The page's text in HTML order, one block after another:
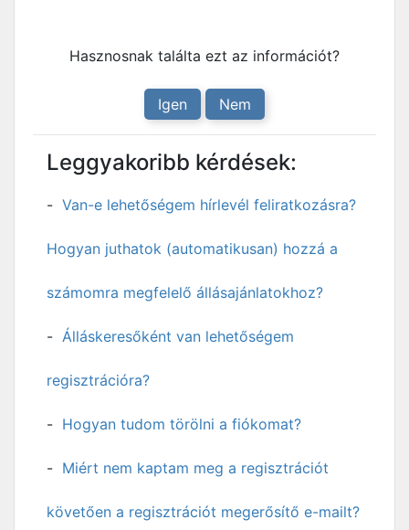
Hasznosnak találta ezt az információt?
Igen Nem
Leggyakoribb kérdések:
Van-e lehetőségem hírlevél feliratkozásra?
Hogyan juthatok (automatikusan) hozzá a
számomra megfelelő állásajánlatokhoz?
Álláskeresőként van lehetőségem
regisztrációra?
Hogyan tudom törölni a fiókomat?
Miért nem kaptam meg a regisztrációt
követően a regisztrációt megerősítő e-mailt?